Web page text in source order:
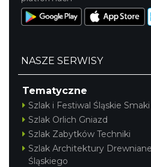
NASZE SERWISY
Tematyczne
Szlak i Festiwal Śląskie Smaki
Szlak Orlich Gniazd
Szlak Zabytków Techniki
Szlak Architektury
Śląskiego